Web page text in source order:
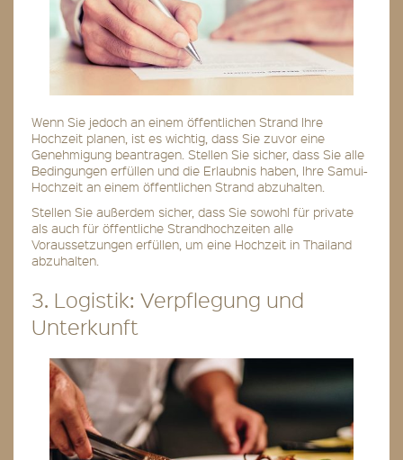
Wenn Sie jedoch an einem öffentlichen Strand Ihre
Hochzeit planen, ist es wichtig, dass Sie zuvor eine
Genehmigung beantragen. Stellen Sie sicher, dass Sie alle
Bedingungen erfüllen und die Erlaubnis haben, Ihre Samui-
Hochzeit an einem öffentlichen Strand abzuhalten.
Stellen Sie außerdem sicher, dass Sie sowohl für private
als auch für öffentliche Strandhochzeiten alle
Voraussetzungen erfüllen, um eine Hochzeit in Thailand
abzuhalten.
3. Logistik: Verpflegung und
Unterkunft